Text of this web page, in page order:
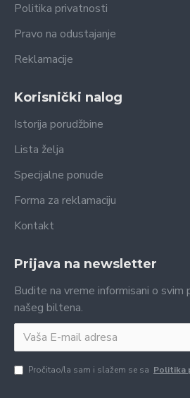
Politika privatnosti
Pravo na odustajanje
Reklamacije
Korisnički nalog
Istorija porudžbine
Lista želja
Specijalne ponude
Forma za reklamaciju
Kontakt
Prijava na newsletter
Budite na vreme informisani o svim
našeg biltena.
Pročitao/la sam i slažem se sa Politika